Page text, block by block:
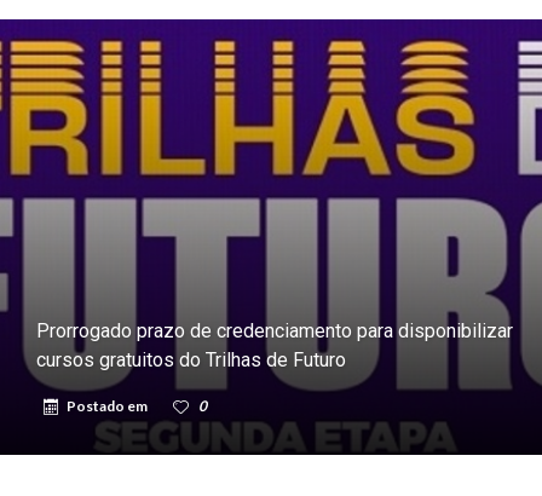
Prorrogado prazo de credenciamento para disponibilizar
cursos gratuitos do Trilhas de Futuro
Postado em 0